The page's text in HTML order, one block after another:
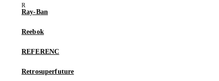
Ray-Ban
Reebok
REFERENC
Retrosuperfuture